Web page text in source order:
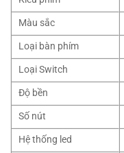
Màu sắc
Loại bàn phím
Loại Switch
Độ bền
Số nút
Hệ thống led